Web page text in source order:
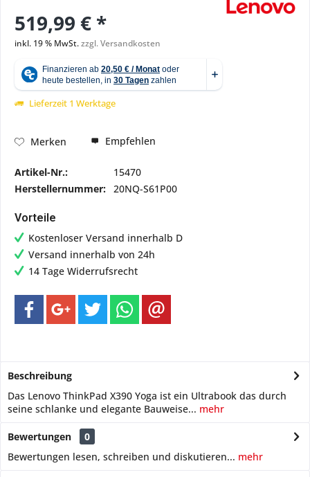
519,99 € *
inkl. 19 % MwSt.zzgl. Versandkosten
Lieferzeit 1 Werktage
Merken Empfehlen
Artikel-Nr.:
15470
Herstellernummer: 20NQ-S61P00
Vorteile
Kostenloser Versand innerhalb D
Versand innerhalb von 24h
14 Tage Widerrufsrecht
Beschreibung
Das Lenovo ThinkPad X390 Yoga ist ein Ultrabook das durch
seine schlanke und elegante Bauweise... mehr
Bewertungen
0
Bewertungen lesen, schreiben und diskutieren... mehr